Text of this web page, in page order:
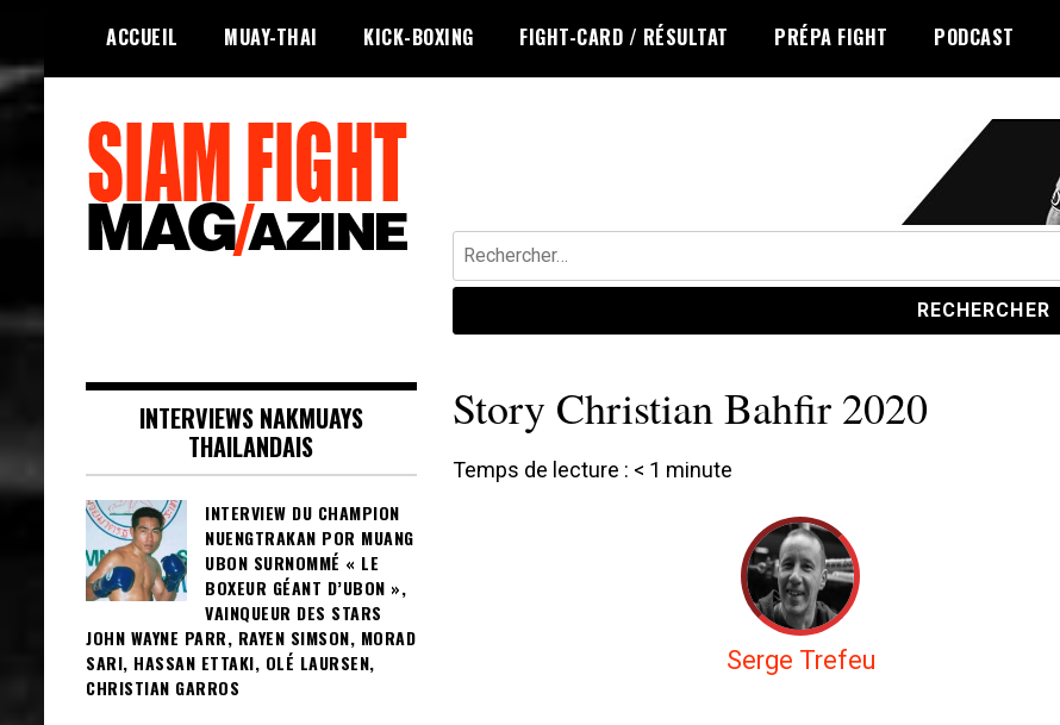
content
ACCUEIL MUAY-THAI KICK-BOXING FIGHT-CARD / RÉSULTAT PRÉPA FIGHT PODCAST
Rechercher :
Story Christian Bahfir 2020
Temps de lecture : < 1 minute
Serge Trefeu
INTERVIEWS NAKMUAYS
THAILANDAIS
INTERVIEW DU CHAMPION
NUENGTRAKAN POR MUANG
UBON SURNOMMÉ « LE
BOXEUR GÉANT D’UBON »,
VAINQUEUR DES STARS
JOHN WAYNE PARR, RAYEN SIMSON, MORAD
SARI, HASSAN ETTAKI, OLÉ LAURSEN,
CHRISTIAN GARROS